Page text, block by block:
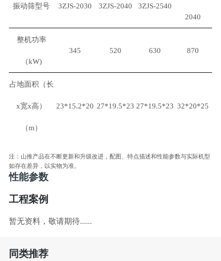
振动筛型号 3ZJS-2030 3ZJS-2040 3ZJS-2540
2040
整机功率
（kW)
345 520 630 870
占地面积（长
x宽x高）
（m）
23*15.2*20 27*19.5*23 27*19.5*23 32*20*25
注：山推产品在不断更新和升级改进，配图、特点描述和性能参数与实际机型
如存在差异，以实物为准。
性能参数
工程案例
暂无资料，敬请期待......
同类推荐